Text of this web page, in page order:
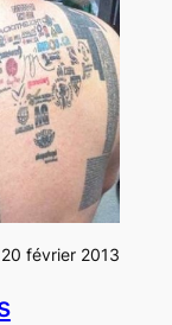
20 février 2013